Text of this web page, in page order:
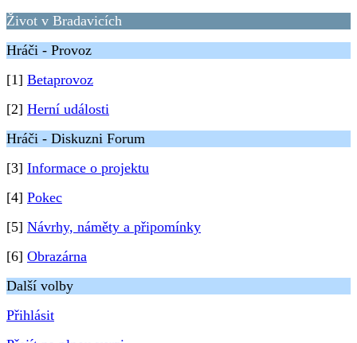
Život v Bradavicích
Hráči - Provoz
[1] Betaprovoz
[2] Herní události
Hráči - Diskuzni Forum
[3] Informace o projektu
[4] Pokec
[5] Návrhy, náměty a připomínky
[6] Obrazárna
Další volby
Přihlásit